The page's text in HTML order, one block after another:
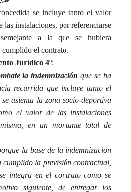
se incluye tanto el valor
las instalaciones, por referenciarse
a la que se hubiera
cumplido el contrato.
Jurídico 4º:
la indemnizaciónque se ha
recurrida que incluye tanto el
asienta la zona socio-deportiva
el valor de las instalaciones
en un montante total de
la base de la indemnización
cumplido la previsión contractual,
integra en el contrato como se
siguiente, de entregar los